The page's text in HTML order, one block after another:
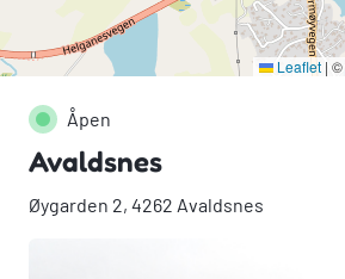
Åpen
Avaldsnes
Øygarden 2, 4262 Avaldsnes
Leaflet | ©